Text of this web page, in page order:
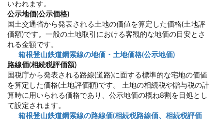
いわれます。
公示地価(公示価格)
国土交通省から発表される土地の価値を算定した価格(土地評
価額)です。一般の土地取引における客観的な地価の目安とさ
れる金額です。
箱根登山鉄道鋼索線の地価・土地価格(公示地価)
路線価(相続税評価額)
国税庁から発表される路線(道路)に面する標準的な宅地の価値
を算定した価格(土地評価額)です。 土地の相続税や贈与税の計
算時に用いられる価格であり、公示地価の概ね8割を目処とし
て設定されます。
箱根登山鉄道鋼索線の路線価(相続税路線価、相続税評価